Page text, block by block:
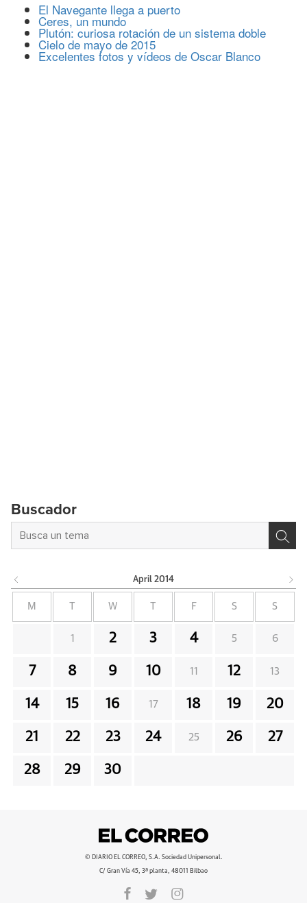
El Navegante llega a puerto
Ceres, un mundo
Plutón: curiosa rotación de un sistema doble
Cielo de mayo de 2015
Excelentes fotos y vídeos de Oscar Blanco
Buscador
April 2014
M W F S S
1 2 3 4 5 6
7 8 9 10 11 12 13
14 15 16 17 18 19 20
21 22 23 24 25 26 27
28 29 30
© DIARIO EL CORREO, S.A. Sociedad Unipersonal.
C/ Gran Vía 45, 3ª planta, 48011 Bilbao